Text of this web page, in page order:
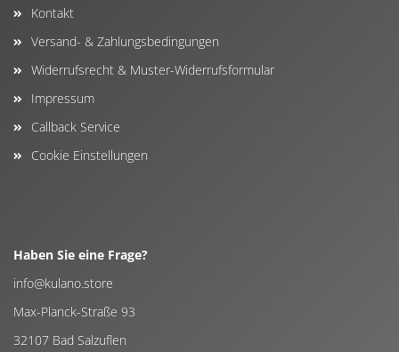
Kontakt
Versand- & Zahlungsbedingungen
Widerrufsrecht & Muster-Widerrufsformular
Impressum
Callback Service
Cookie Einstellungen
Haben Sie eine Frage?
info@kulano.store
Max-Planck-Straße 93
32107 Bad Salzuflen